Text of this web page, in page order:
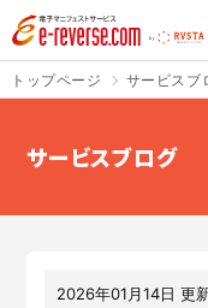
電子マニフェストサー
さよなら、紙マニフェ
トップページ サービスブ
サービスブログ
2026年01月14日 更